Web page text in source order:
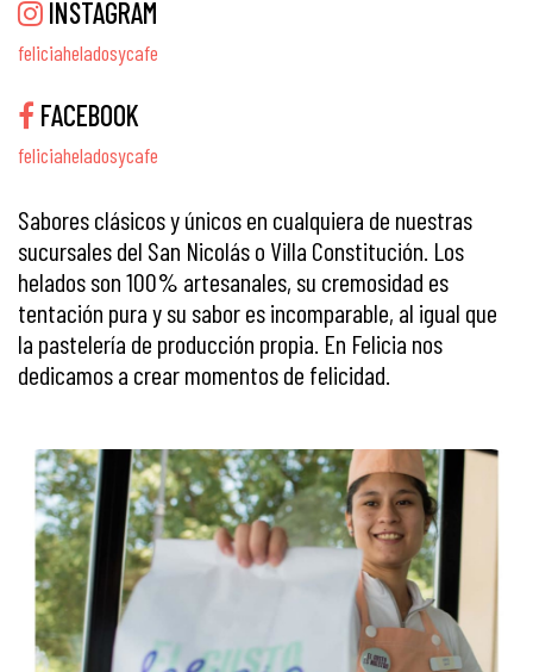
INSTAGRAM
feliciaheladosycafe
FACEBOOK
feliciaheladosycafe
Sabores clásicos y únicos en cualquiera de nuestras
sucursales del San Nicolás o Villa Constitución. Los
helados son 100% artesanales, su cremosidad es
tentación pura y su sabor es incomparable, al igual que
la pastelería de producción propia. En Felicia nos
dedicamos a crear momentos de felicidad.